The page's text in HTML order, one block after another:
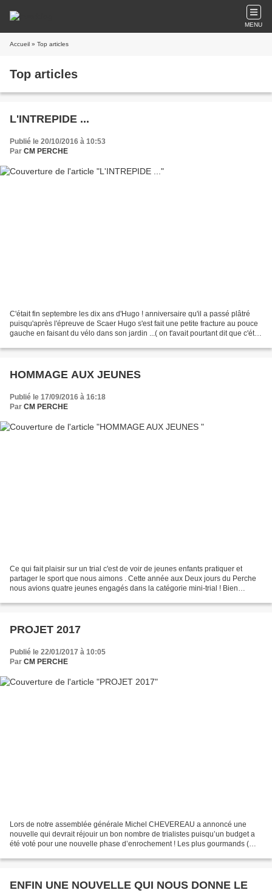
MENU
Accueil » Top articles
Top articles
L'INTREPIDE ...
Publié le 20/10/2016 à 10:53
Par CM PERCHE
C'était fin septembre les dix ans d'Hugo ! anniversaire qu'il a passé plâtré
puisqu'après l'épreuve de Scaer Hugo s'est fait une petite fracture au pouce
gauche en faisant du vélo dans son jardin ...( on t'avait pourtant dit que c'était
HOMMAGE AUX JEUNES
Publié le 17/09/2016 à 16:18
Par CM PERCHE
Ce qui fait plaisir sur un trial c'est de voir de jeunes enfants pratiquer et
partager le sport que nous aimons . Cette année aux Deux jours du Perche
nous avions quatre jeunes engagés dans la catégorie mini-trial ! Bien
PROJET 2017
Publié le 22/01/2017 à 10:05
Par CM PERCHE
Lors de notre assemblée générale Michel CHEVEREAU a annoncé une
nouvelle qui devrait réjouir un bon nombre de trialistes puisqu’un budget a
été voté pour une nouvelle phase d’enrochement ! Les plus gourmands (
ENFIN UNE NOUVELLE QUI NOUS DONNE LE